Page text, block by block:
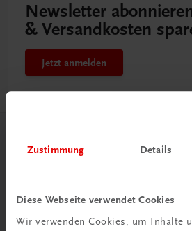
Zustimmung Details
Diese Webseite verwendet Cookies
Wir verwenden Cookies, um Inhalte
Newsletter
& Versandkosten
Jetzt anmelden
Herzlich willkommen